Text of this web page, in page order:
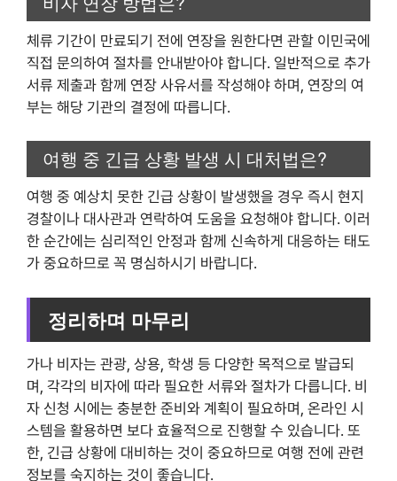
체류 기간이 만료되기 전에 연장을 원한다면 관할 이민국에
직접 문의하여 절차를 안내받아야 합니다. 일반적으로 추가
서류 제출과 함께 연장 사유서를 작성해야 하며, 연장의 여
부는 해당 기관의 결정에 따릅니다.
여행 중 긴급 상황 발생 시 대처법은?
여행 중 예상치 못한 긴급 상황이 발생했을 경우 즉시 현지
경찰이나 대사관과 연락하여 도움을 요청해야 합니다. 이러
한 순간에는 심리적인 안정과 함께 신속하게 대응하는 태도
가 중요하므로 꼭 명심하시기 바랍니다.
정리하며 마무리
가나 비자는 관광, 상용, 학생 등 다양한 목적으로 발급되
며, 각각의 비자에 따라 필요한 서류와 절차가 다릅니다. 비
자 신청 시에는 충분한 준비와 계획이 필요하며, 온라인 시
스템을 활용하면 보다 효율적으로 진행할 수 있습니다. 또
한, 긴급 상황에 대비하는 것이 중요하므로 여행 전에 관련
정보를 숙지하는 것이 좋습니다.